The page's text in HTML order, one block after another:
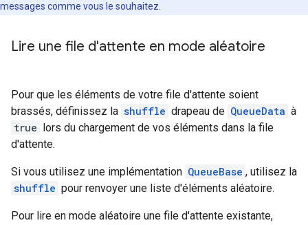
messages comme vous le souhaitez.
Lire une file d'attente en mode aléatoire
Pour que les éléments de votre file d'attente soient
brassés, définissez la shuffle drapeau de QueueData à
true lors du chargement de vos éléments dans la file
d'attente.
Si vous utilisez une implémentation QueueBase , utilisez la
shuffle pour renvoyer une liste d'éléments aléatoire.
Pour lire en mode aléatoire une file d'attente existante,